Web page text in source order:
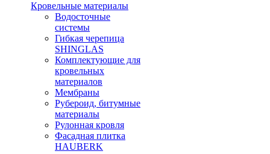
Кровельные материалы
Водосточные
системы
Гибкая черепица
SHINGLAS
Комплектующие для
кровельных
материалов
Мембраны
Рубероид, битумные
материалы
Рулонная кровля
Фасадная плитка
HAUBERK